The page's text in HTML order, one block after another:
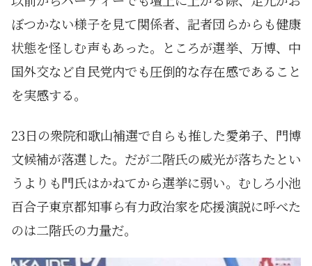
ぼつかない様子を見て関係者、記者団らからも健康
状態を怪しむ声もあった。ところが選挙、万博、中
国外交など自民党内でも圧倒的な存在感であること
を実感する。
23日の衆院和歌山補選で自らも推した愛弟子、門博
文候補が落選した。だが二階氏の威光が落ちたとい
うよりも門氏はかねてから選挙に弱い。むしろ小池
百合子東京都知事ら有力政治家を応援演説に呼べた
のは二階氏の力量だ。